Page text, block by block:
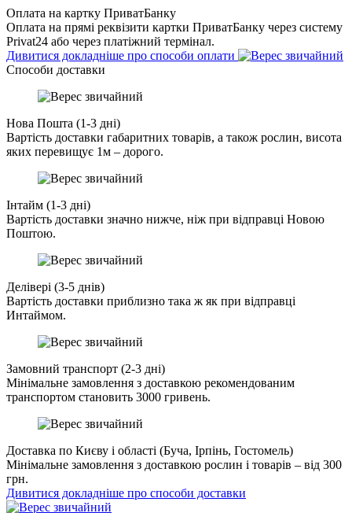
Оплата на картку ПриватБанку
Оплата на прямі реквізити картки ПриватБанку через систему
Privat24 або через платіжний термінал.
Дивитися докладніше про способи оплати
Cпособи доставки
Нова Пошта (1-3 дні)
Вартість доставки габаритних товарів, а також рослин, висота
яких перевищує 1м – дорого.
Інтайм (1-3 дні)
Вартість доставки значно нижче, ніж при відправці Новою
Поштою.
Делівері (3-5 днів)
Вартість доставки приблизно така ж як при відправці
Интаймом.
Замовний транспорт (2-3 дні)
Мінімальне замовлення з доставкою рекомендованим
транспортом становить 3000 гривень.
Доставка по Києву і області (Буча, Ірпінь, Гостомель)
Мінімальне замовлення з доставкою рослин і товарів – від 300
грн.
Дивитися докладніше про способи доставки